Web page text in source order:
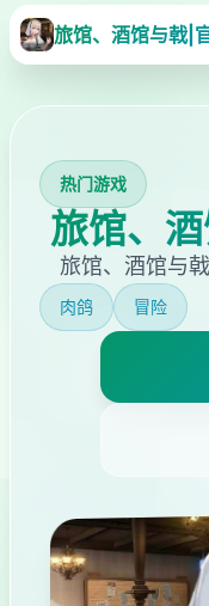
旅馆、酒馆与戟|
热门游戏
旅馆、
旅馆、酒馆与
肉鸽 冒险